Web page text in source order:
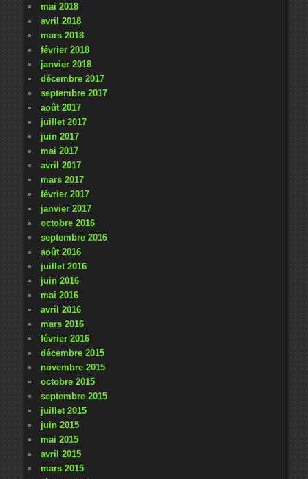
mai 2018
avril 2018
mars 2018
février 2018
janvier 2018
décembre 2017
septembre 2017
août 2017
juillet 2017
juin 2017
mai 2017
avril 2017
mars 2017
février 2017
janvier 2017
octobre 2016
septembre 2016
août 2016
juillet 2016
juin 2016
mai 2016
avril 2016
mars 2016
février 2016
décembre 2015
novembre 2015
octobre 2015
septembre 2015
juillet 2015
juin 2015
mai 2015
avril 2015
mars 2015